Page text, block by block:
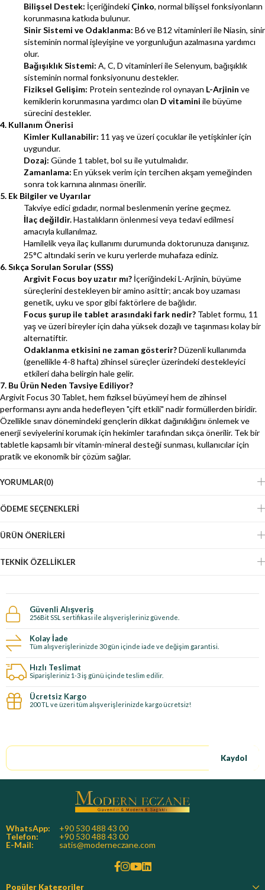
Bilişsel Destek: İçeriğindeki Çinko, normal bilişsel fonksiyonların
korunmasına katkıda bulunur.
Sinir Sistemi ve Odaklanma: B6 ve B12 vitaminleri ile Niasin, sinir
sisteminin normal işleyişine ve yorgunluğun azalmasına yardımcı
olur.
Bağışıklık Sistemi: A, C, D vitaminleri ile Selenyum, bağışıklık
sisteminin normal fonksiyonunu destekler.
Fiziksel Gelişim: Protein sentezinde rol oynayan L-Arjinin ve
kemiklerin korunmasına yardımcı olan D vitamini ile büyüme
sürecini destekler.
4. Kullanım Önerisi
Kimler Kullanabilir: 11 yaş ve üzeri çocuklar ile yetişkinler için
uygundur.
Dozaj: Günde 1 tablet, bol su ile yutulmalıdır.
Zamanlama: En yüksek verim için tercihen akşam yemeğinden
sonra tok karnına alınması önerilir.
5. Ek Bilgiler ve Uyarılar
Takviye edici gıdadır, normal beslenmenin yerine geçmez.
İlaç değildir.Hastalıkların önlenmesi veya tedavi edilmesi
amacıyla kullanılmaz.
Hamilelik veya ilaç kullanımı durumunda doktorunuza danışınız.
25°C altındaki serin ve kuru yerlerde muhafaza ediniz.
6. Sıkça Sorulan Sorular (SSS)
Argivit Focus boy uzatır mı? İçeriğindeki L-Arjinin, büyüme
süreçlerini destekleyen bir amino asittir; ancak boy uzaması
genetik, uyku ve spor gibi faktörlere de bağlıdır.
Focus şurup ile tablet arasındaki fark nedir? Tablet formu, 11
yaş ve üzeri bireyler için daha yüksek dozajlı ve taşınması kolay bir
alternatiftir.
Odaklanma etkisini ne zaman gösterir?Düzenli kullanımda
(genellikle 4-8 hafta) zihinsel süreçler üzerindeki destekleyici
etkileri daha belirgin hale gelir.
7. Bu Ürün Neden Tavsiye Ediliyor?
Argivit Focus 30 Tablet, hem fiziksel büyümeyi hem de zihinsel
performansı aynı anda hedefleyen "çift etkili" nadir formüllerden biridir.
Özellikle sınav dönemindeki gençlerin dikkat dağınıklığını önlemek ve
enerji seviyelerini korumak için hekimler tarafından sıkça önerilir. Tek bir
tabletle kapsamlı bir vitamin-mineral desteği sunması, kullanıcılar için
pratik ve ekonomik bir çözüm sağlar.
YORUMLAR(0)
ÖDEME SEÇENEKLERI
ÜRÜN ÖNERILERI
TEKNIK ÖZELLIKLER
Güvenli Alışveriş
256Bit SSL sertifikası ile alışverişleriniz güvende.
Kolay İade
Tüm alışverişlerinizde 30 gün içinde iade ve değişim garantisi.
Hızlı Teslimat
Siparişleriniz 1-3 iş günü içinde teslim edilir.
Ücretsiz Kargo
200 TL ve üzeri tüm alışverişlerinizde kargo ücretsiz!
Kaydol
WhatsApp:
+90 530 488 43 00
Telefon:
+90 530 488 43 00
E-Mail:
satis@moderneczane.com
Popüler Kategoriler